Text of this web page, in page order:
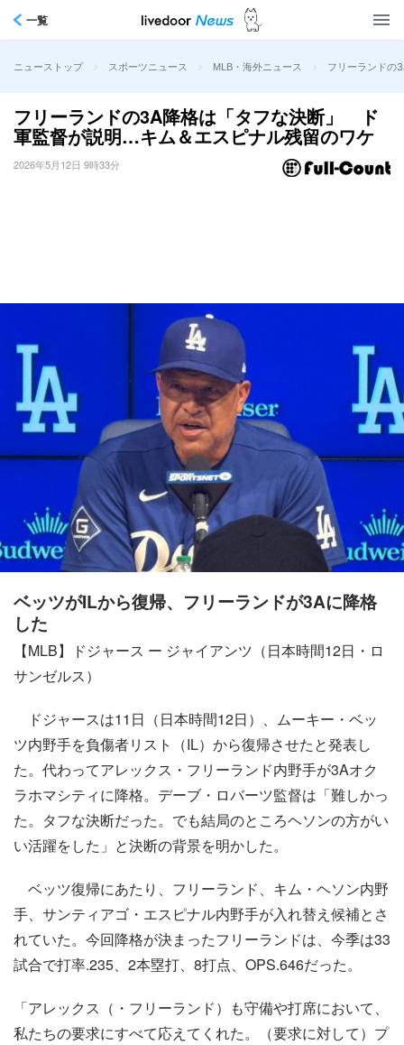
一覧
ニューストップ > スポーツニュース > MLB・海外ニュース > フリーランドの
フリーランドの3A降格は「タフな決断」 ド
軍監督が説明…キム＆エスピナル残留のワケ
2026年5月12日 9時33分
ベッツがILから復帰、フリーランドが3Aに降格
した
【MLB】ドジャース ー ジャイアンツ（日本時間12日・ロ
サンゼルス）
ドジャースは11日（日本時間12日）、ムーキー・ベッ
ツ内野手を負傷者リスト（IL）から復帰させたと発表し
た。代わってアレックス・フリーランド内野手が3Aオク
ラホマシティに降格。デーブ・ロバーツ監督は「難しかっ
た。タフな決断だった。でも結局のところヘソンの方がい
い活躍をした」と決断の背景を明かした。
ベッツ復帰にあたり、フリーランド、キム・ヘソン内野
手、サンティアゴ・エスピナル内野手が入れ替え候補とさ
れていた。今回降格が決まったフリーランドは、今季は33
試合で打率.235、2本塁打、8打点、OPS.646だった。
「アレックス（・フリーランド）も守備や打席において、
私たちの要求にすべて応えてくれた。（要求に対して）プ